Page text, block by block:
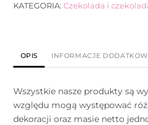
KATEGORIA:Czekolada i
OPIS INFORMACJE
Wszystkie nasze produkty są
względu mogą występować
dekoracji oraz masie netto